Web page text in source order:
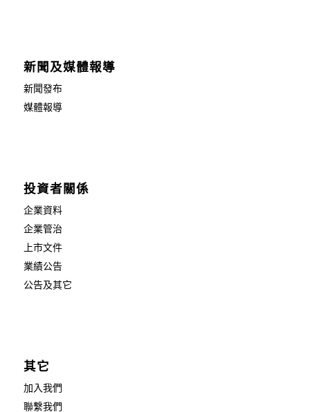
新聞及媒體報導
新聞發布
媒體報導
投資者關係
企業資料
企業管治
上市文件
業績公告
公告及其它
其它
加入我們
聯繫我們